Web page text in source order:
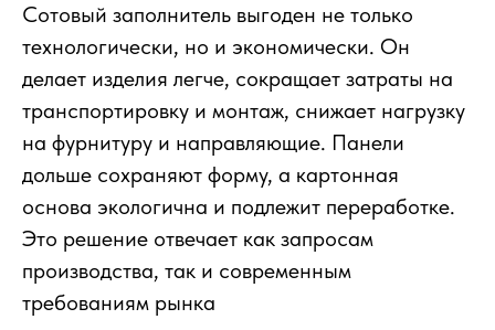
Сотовый заполнитель выгоден не только
технологически, но и экономически. Он
делает изделия легче, сокращает затраты на
транспортировку и монтаж, снижает нагрузку
на фурнитуру и направляющие. Панели
дольше сохраняют форму, а картонная
основа экологична и подлежит переработке.
Это решение отвечает как запросам
производства, так и современным
требованиям рынка